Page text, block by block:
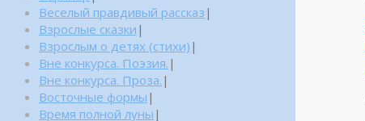
Веселый правдивый рассказ |
Взрослые сказки |
Взрослым о детях (стихи) |
Вне конкурса. Поэзия. |
Вне конкурса. Проза. |
Восточные формы |
Время полной луны |